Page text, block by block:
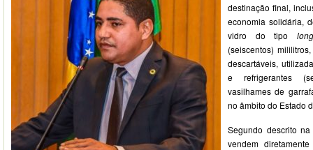
destinação final,
economia solidária,
vidro do tipo
(seiscentos)
descartáveis,
e refrigerantes
vasilhames de
no âmbito do Estado
Segundo descrito
vendem